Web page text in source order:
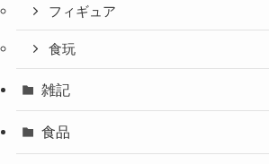
フィギュア
食玩
雑記
食品